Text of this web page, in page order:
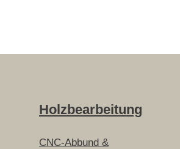
Holzbearbeitung
CNC-Abbund &